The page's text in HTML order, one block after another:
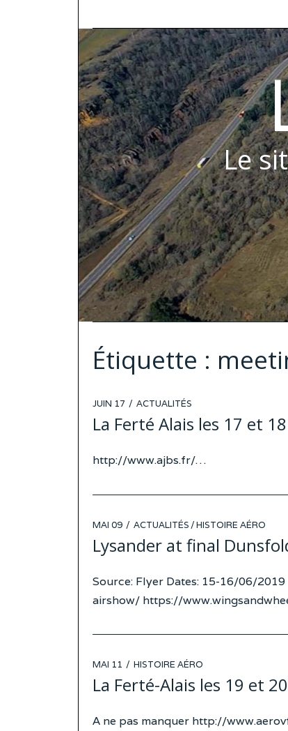
Le
Étiquette :
POSTED
ON
JUIN 17 ACTUALITÉS
La Ferté Alais les 17 et
http://www.ajbs.fr/…
POSTED
ON
MAI 09 ACTUALITÉS /HISTOIRE AÉRO
Lysander at final
Source: Flyer Dates: 15-16/06/
airshow/ https://
POSTED
ON
MAI 11 HISTOIRE AÉRO
La Ferté-Alais les 19 et
A ne pas manquer http://